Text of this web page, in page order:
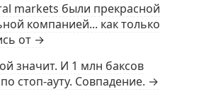
markets были прекрасной
компанией... как только
от →
значит. И 1 млн баксов
стоп-ауту. Совпадение. →